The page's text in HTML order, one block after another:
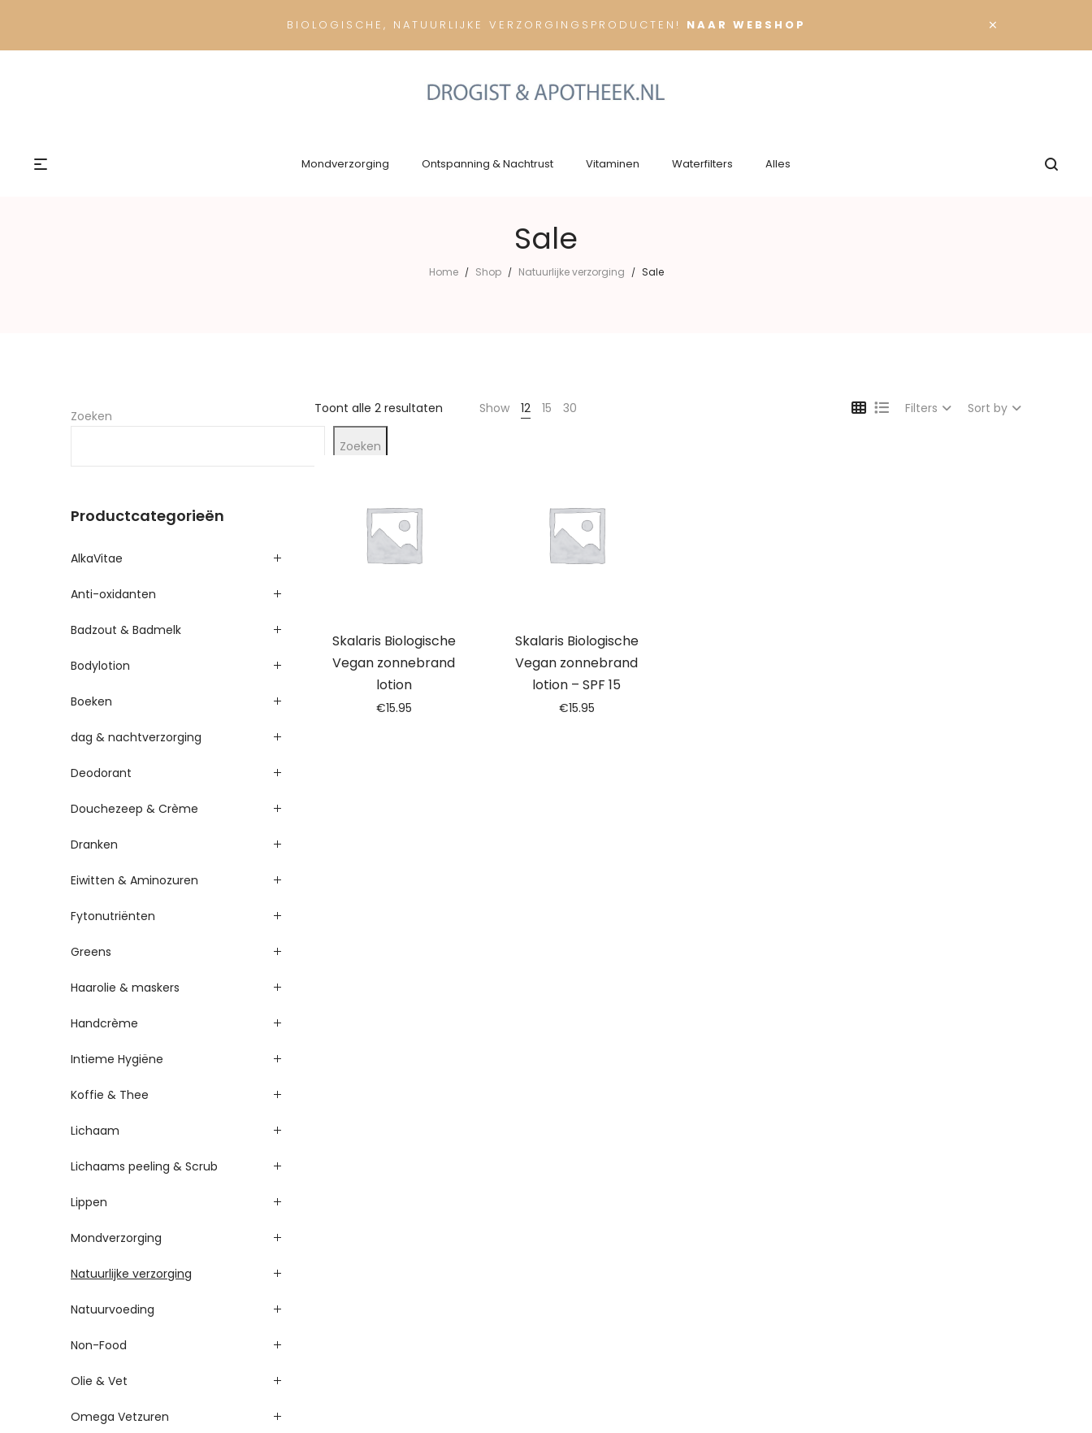
×
BIOLOGISCHE, NATUURLIJKE VERZORGINGSPRODUCTEN! NAAR WEBSHOP
Mondverzorging Ontspanning & Nachtrust Vitaminen Waterfilters Alles
Sale
Home / Shop / Natuurlijke verzorging / Sale
Toont alle 2 resultaten Show 12 15 30 Filters Sort by
Skalaris Biologische
Vegan zonnebrand
lotion
€15.95
Skalaris Biologische
Vegan zonnebrand
lotion – SPF 15
€15.95
Zoeken
Zoeken
Productcategorieën
AlkaVitae
Anti-oxidanten
Badzout & Badmelk
Bodylotion
Boeken
dag & nachtverzorging
Deodorant
Douchezeep & Crème
Dranken
Eiwitten & Aminozuren
Fytonutriënten
Greens
Haarolie & maskers
Handcrème
Intieme Hygiëne
Koffie & Thee
Lichaam
Lichaams peeling & Scrub
Lippen
Mondverzorging
Natuurlijke verzorging
Natuurvoeding
Non-Food
Olie & Vet
Omega Vetzuren